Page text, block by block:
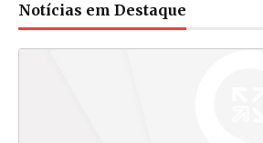
Notícias em Destaque